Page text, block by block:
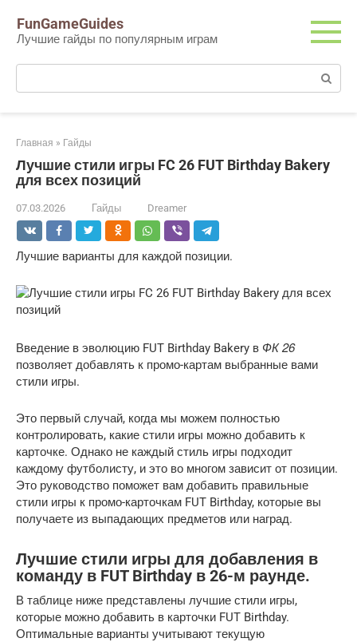
контенту
FunGameGuides
Лучшие гайды по популярным играм
Поиск:
Главная » Гайды
Лучшие стили игры FC 26 FUT Birthday Bakery
для всех позиций
07.03.2026 Гайды Dreamer
Лучшие варианты для каждой позиции.
Введение в эволюцию FUT Birthday Bakery в ФК 26
позволяет добавлять к промо-картам выбранные вами
стили игры.
Это первый случай, когда мы можем полностью
контролировать, какие стили игры можно добавить к
карточке. Однако не каждый стиль игры подходит
каждому футболисту, и это во многом зависит от позиции.
Это руководство поможет вам добавить правильные
стили игры к промо-карточкам FUT Birthday, которые вы
получаете из выпадающих предметов или наград.
Лучшие стили игры для добавления в
команду в FUT Birthday в 26-м раунде.
В таблице ниже представлены лучшие стили игры,
которые можно добавить в карточки FUT Birthday.
Оптимальные варианты учитывают текущую